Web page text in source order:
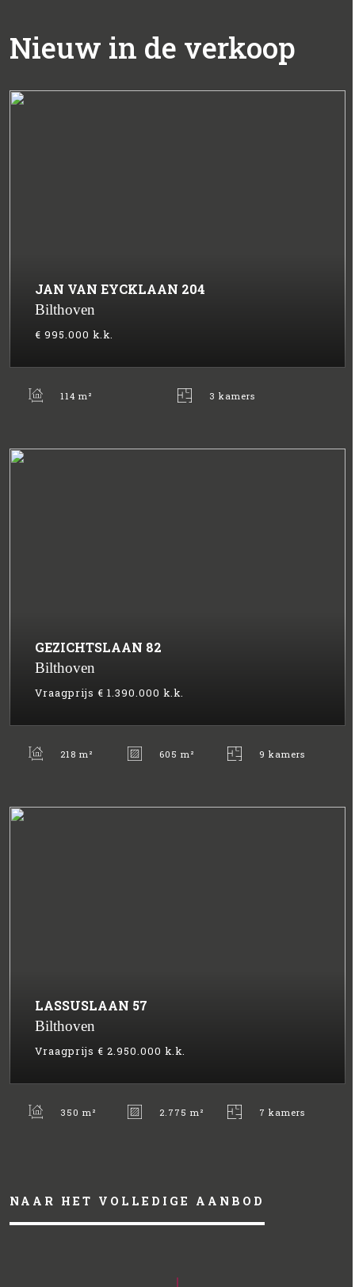
Nieuw in de verkoop
JAN VAN EYCKLAAN 204
Bilthoven
€ 995.000 k.k.
114 m² 3 kamers
GEZICHTSLAAN 82
Bilthoven
Vraagprijs € 1.390.000 k.k.
218 m² 605 m² 9 kamers
LASSUSLAAN 57
Bilthoven
Vraagprijs € 2.950.000 k.k.
350 m² 2.775 m² 7 kamers
NAAR HET VOLLEDIGE AANBOD